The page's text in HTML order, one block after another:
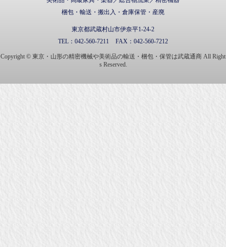
梱包・輸送・搬出入・倉庫保管・産廃
東京都武蔵村山市伊奈平1-24-2
TEL： 042-560-7211 FAX： 042-560-7212
Copyright © 東京・山形の精密機械や美術品の輸送・梱包・保管は武蔵通商 All Right
s Reserved.